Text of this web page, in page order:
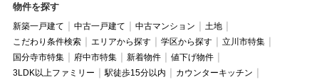
物件を探す
新築一戸建て 中古一戸建て 中古マンション
土地
こだわり条件検索
エリアから探す 学区から探す
立川市特集
国分寺市特集
府中市特集 新着物件
値下げ物件
3LDK以上ファミリー
駅徒歩15分以内
カウンターキッチン